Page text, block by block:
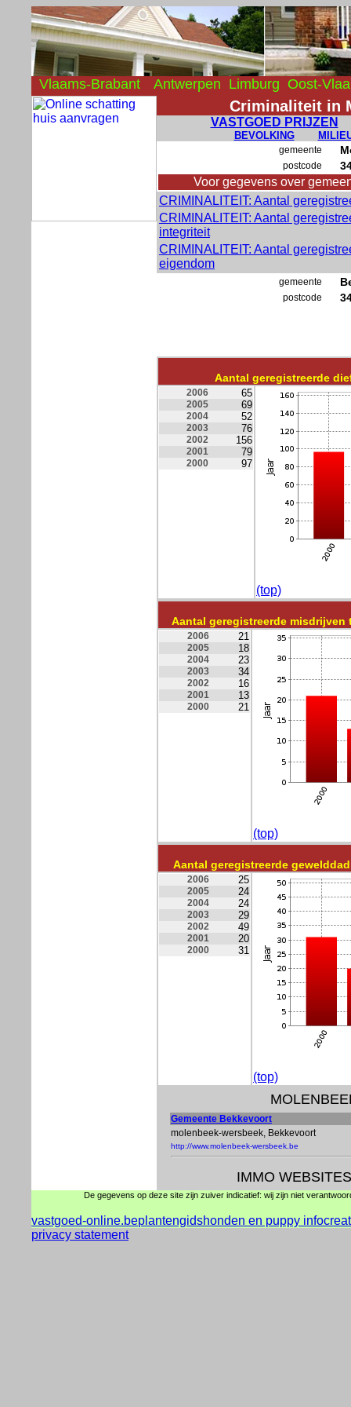
Vlaams-Brabant Antwerpen Limburg Oost-
Criminaliteit in
VASTGOED PRIJZEN
BEVOLKING
gemeente
postcode
Voor gegevens over
CRIMINALITEIT: Aantal
CRIMINALITEIT: Aantal
integriteit
CRIMINALITEIT: Aantal
eigendom
gemeente
postcode
Aantal geregistreerde
2006 65
2005 69
2004 52
2003 76
2002 156
2001 79
2000 97
(top)
Aantal geregistreerde misdrijven
2006 21
2005 18
2004 23
2003 34
2002 16
2001 13
2000 21
(top)
Aantal geregistreerde
2006 25
2005 24
2004 24
2003 29
2002 49
2001 20
2000 31
(top)
Gemeente Bekkevoort
molenbeek-wersbeek, Bekkevoort
http://www.molenbeek-wersbeek.be
IMMO
De gegevens op deze site zijn zuiver indicatief: wij zijn niet
vastgoed-online.beplantengidshonden en puppy info
privacy statement